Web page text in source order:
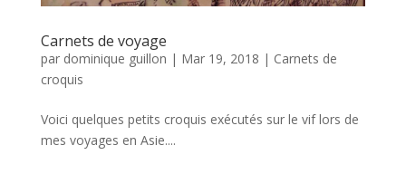
Carnets de voyage
par dominique guillon | Mar 19, 2018 | Carnets de
croquis
Voici quelques petits croquis exécutés sur le vif lors de
mes voyages en Asie....